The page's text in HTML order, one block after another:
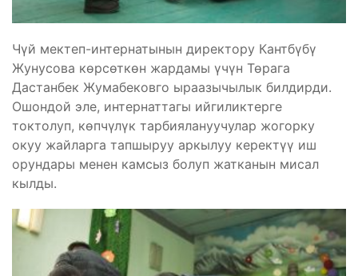
Чүй мектеп-интернатынын директору Кантбүбү
Жунусова көрсөткөн жардамы үчүн Төрага
Дастанбек Жумабековго ыраазычылык билдирди.
Ошондой эле, интернаттагы ийгиликтерге
токтолуп, көпчүлүк тарбиялануучулар жогорку
окуу жайларга тапшыруу аркылуу керектүү иш
орундары менен камсыз болуп жатканын мисал
кылды.